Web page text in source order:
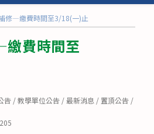
修—繳費時間至3/18(一)止
費時間至
告 /教學單位公告 /最新消息 / 置頂公告 /